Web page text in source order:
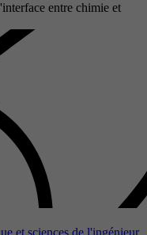
entre chimie et
et sciences de l'ingénieur